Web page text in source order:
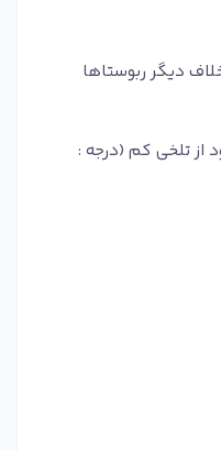
دیگر ربوستاها
ذائقه خود از تلخی کم (درجه :